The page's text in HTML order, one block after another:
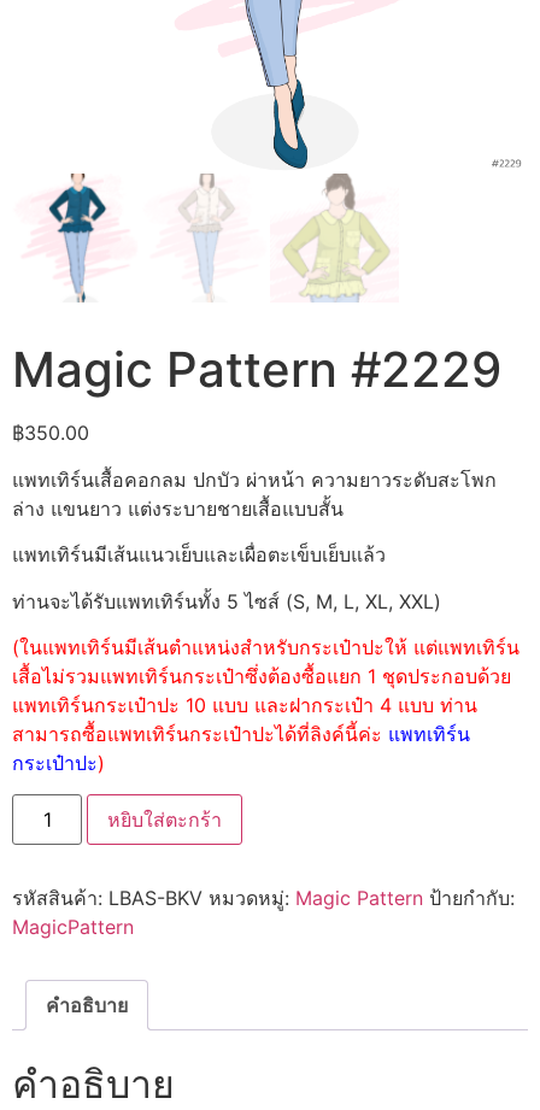
Magic Pattern #2229
฿350.00
แพทเทิร์นเสื้อคอกลม ปกบัว ผ่าหน้า ความยาวระดับสะโพก
ล่าง แขนยาว แต่งระบายชายเสื้อแบบสั้น
แพทเทิร์นมีเส้นแนวเย็บและเผื่อตะเข็บเย็บแล้ว
ท่านจะได้รับแพทเทิร์นทั้ง 5 ไซส์ (S, M, L, XL, XXL)
(ในแพทเทิร์นมีเส้นตำแหน่งสำหรับกระเป๋าปะให้ แต่แพทเทิร์น
เสื้อไม่รวมแพทเทิร์นกระเป๋าซึ่งต้องซื้อแยก 1 ชุดประกอบด้วย
แพทเทิร์นกระเป๋าปะ 10 แบบ และฝากระเป๋า 4 แบบ ท่าน
สามารถซื้อแพทเทิร์นกระเป๋าปะได้ที่ลิงค์นี้ค่ะ แพทเทิร์น
กระเป๋าปะ)
หยิบใส่ตะกร้า
รหัสสินค้า: LBAS-BKV หมวดหมู่: Magic Pattern ป้ายกำกับ:
MagicPattern
คำอธิบาย
คำอธิบาย